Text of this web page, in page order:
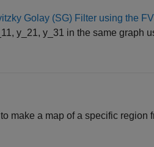
Golay (SG) Filter using the
y_21, y_31 in the same graph
make a map of a specific region